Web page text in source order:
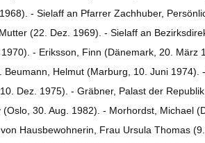
- Sielaff an Pfarrer Zachhuber,
(22. Dez. 1969). - Sielaff an
- Eriksson, Finn (Dänemark, 20. März
Helmut (Marburg, 10. Juni 1974).
Dez. 1975). - Gräbner, Palast der
30. Aug. 1982). - Morhordst, Michael
Hausbewohnerin, Frau Ursula Thomas